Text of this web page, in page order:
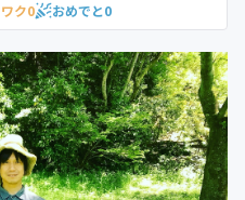
ク0 おめでと0